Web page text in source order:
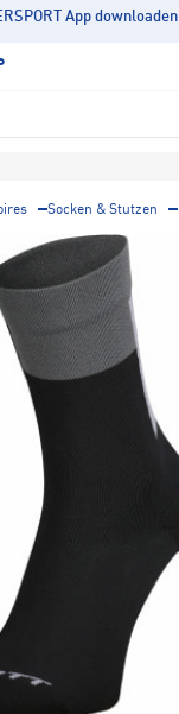
App downloaden
Socken & Stutzen